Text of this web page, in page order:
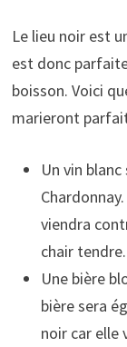
Le lieu noir est
est donc
boisson. Voici
marieront
Un vin
viendra
chair tendre.
Une bière
bière sera
noir car elle